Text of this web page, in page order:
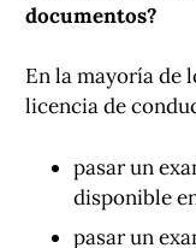
documentos?
En la mayoría de
licencia de
pasar un
disponible
pasar un